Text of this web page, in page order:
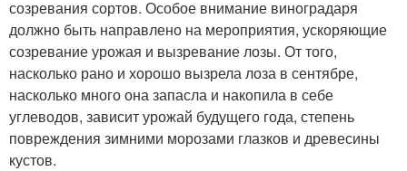
созревания сортов. Особое внимание виноградаря
должно быть направлено на мероприятия, ускоряющие
созревание урожая и вызревание лозы. От того,
насколько рано и хорошо вызрела лоза в сентябре,
насколько много она запасла и накопила в себе
углеводов, зависит урожай будущего года, степень
повреждения зимними морозами глазков и древесины
кустов.